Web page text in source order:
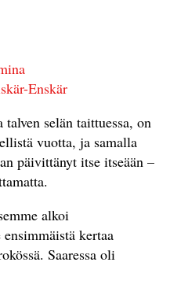
Enskär
selän taittuessa, on
vuotta, ja samalla
päivittänyt itse itseään –
alkoi
kertaa
Saaressa oli